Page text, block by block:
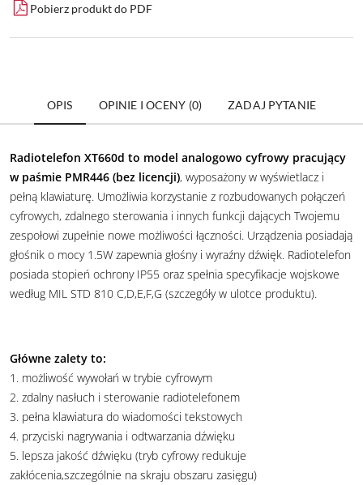
Pobierz produkt do PDF
OPIS OPINIE I OCENY (0) ZADAJ PYTANIE
Radiotelefon XT660d to model analogowo cyfrowy pracujący
w paśmie PMR446 (bez licencji), wyposażony w wyświetlacz i
pełną klawiaturę. Umożliwia korzystanie z rozbudowanych połączeń
cyfrowych, zdalnego sterowania i innych funkcji dających Twojemu
zespołowi zupełnie nowe możliwości łączności. Urządzenia posiadają
głośnik o mocy 1.5W zapewnia głośny i wyraźny dźwięk. Radiotelefon
posiada stopień ochrony IP55 oraz spełnia specyfikacje wojskowe
według MIL STD 810 C,D,E,F,G (szczegóły w ulotce produktu).
Główne zalety to:
1. możliwość wywołań w trybie cyfrowym
2. zdalny nasłuch i sterowanie radiotelefonem
3. pełna klawiatura do wiadomości tekstowych
4. przyciski nagrywania i odtwarzania dźwięku
5. lepsza jakość dźwięku (tryb cyfrowy redukuje
zakłócenia,szczególnie na skraju obszaru zasięgu)